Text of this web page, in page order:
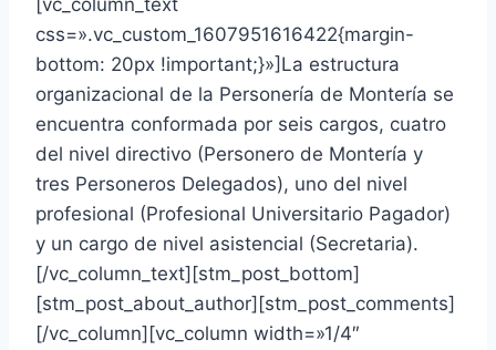
[vc_column_text
css=».vc_custom_1607951616422{margin-
bottom: 20px !important;}»]La estructura
organizacional de la Personería de Montería se
encuentra conformada por seis cargos, cuatro
del nivel directivo (Personero de Montería y
tres Personeros Delegados), uno del nivel
profesional (Profesional Universitario Pagador)
y un cargo de nivel asistencial (Secretaria).
[/vc_column_text][stm_post_bottom]
[stm_post_about_author][stm_post_comments]
[/vc_column][vc_column width=»1/4″